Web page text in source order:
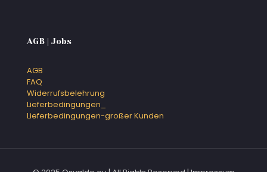
AGB | Jobs
AGB
FAQ
Widerrufsbelehrung
Lieferbedingungen_
Lieferbedingungen-großer Kunden